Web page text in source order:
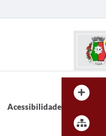
Acessibilidade